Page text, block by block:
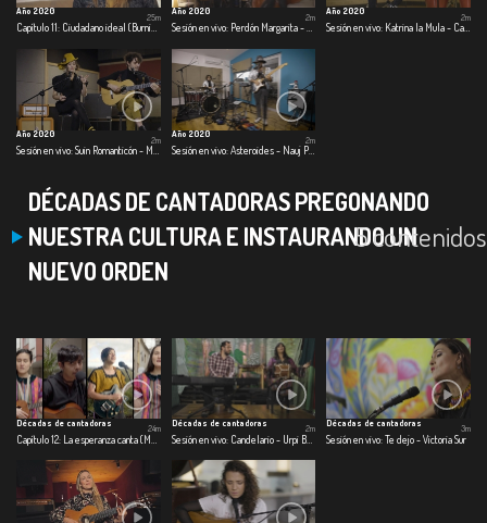
Año 2020
Capítulo 11: Ciudadano ideal (Burning Caravan)
25m
Año 2020
Sesión en vivo: Perdón Margarita - Los Makenzy
2m
Año 2020
Sesión en vivo: Katrina la Mula - Carlos Elliot Jr.
2m
Año 2020
2m
Año 2020
Sesión en vivo: Asteroides - Nauj Project
2m
DÉCADAS DE CANTADORAS PREGONANDO
NUESTRA CULTURA E INSTAURANDO UN
NUEVO ORDEN
5 contenidos
Décadas de cantadoras
24m
Décadas de cantadoras
Sesión en vivo: Candelario - Urpi Barco
2m
Décadas de cantadoras
Sesión en vivo: Te dejo - Victoria Sur
3m